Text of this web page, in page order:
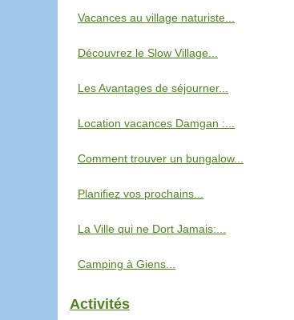
Vacances au village naturiste...
Découvrez le Slow Village...
Les Avantages de séjourner...
Location vacances Damgan :...
Comment trouver un bungalow...
Planifiez vos prochains...
La Ville qui ne Dort Jamais:...
Camping à Giens...
Activités